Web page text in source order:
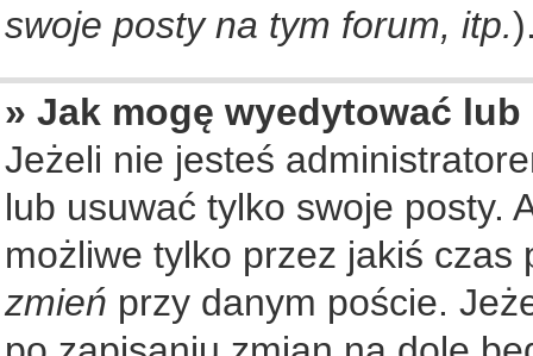
swoje posty na tym forum, itp.
» Jak mogę wyedytować
Jeżeli nie jesteś
lub usuwać tylko swoje posty.
możliwe tylko przez jakiś
zmień przy danym poście.